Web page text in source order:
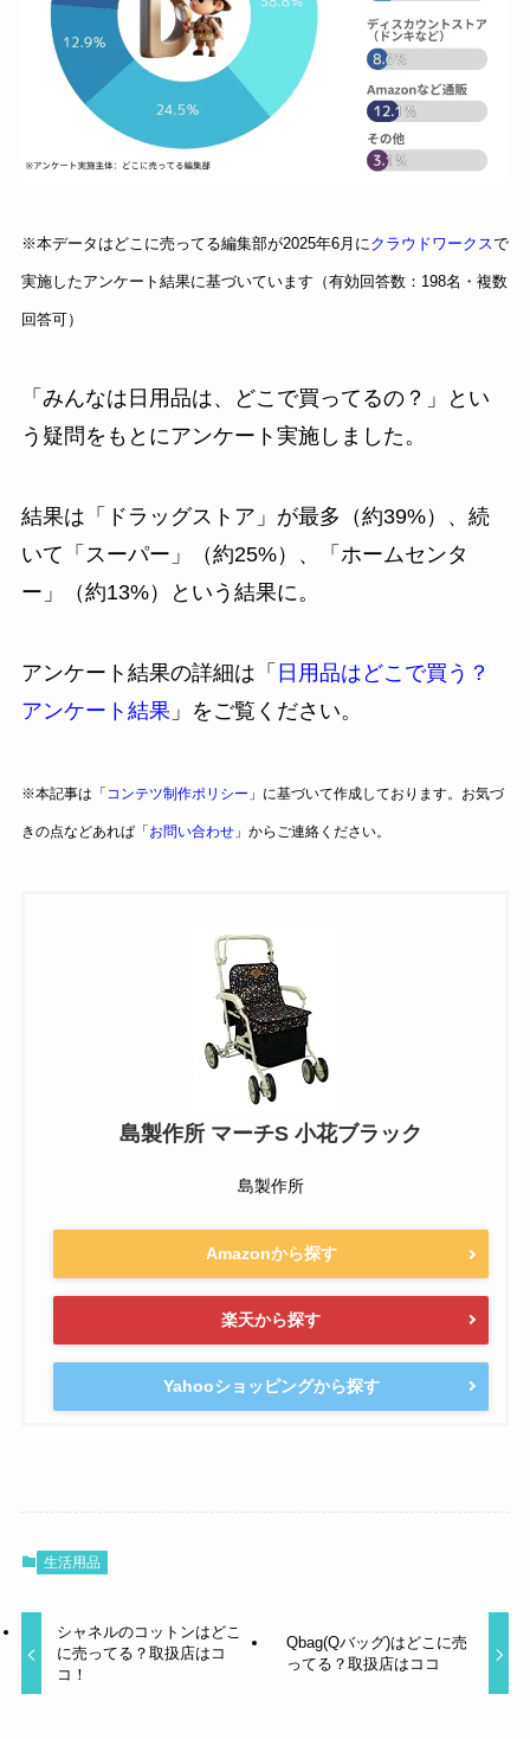
※本データはどこに売ってる編集部が2025年6月にクラウドワークスで
実施したアンケート結果に基づいています（有効回答数：198名・複数
回答可）
「みんなは日用品は、どこで買ってるの？」とい
う疑問をもとにアンケート実施しました。
結果は「ドラッグストア」が最多（約39%）、続
いて「スーパー」（約25%）、「ホームセンタ
ー」（約13%）という結果に。
アンケート結果の詳細は「 日用品はどこで買う？
アンケート結果 」をご覧ください。
※本記事は「 コンテツ制作ポリシー 」に基づいて作成しております。お気づ
きの点などあれば「お問い合わせ」からご連絡ください。
島製作所 マーチS 小花ブラック
島製作所
Amazonから探す
楽天から探す
Yahooショッピングから探す
生活用品
シャネルのコットンはどこ
に売ってる？取扱店はコ
コ！
Qbag(Qバッグ)はどこに売
ってる？取扱店はココ